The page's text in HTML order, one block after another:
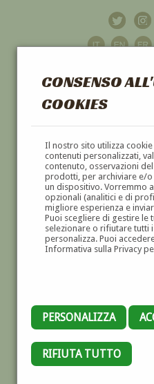
CONSENSO
COOKIES
Il nostro sito utilizza
contenuti personalizzati,
contenuto, osservazioni
prodotti, per archiviare e/
un dispositivo. Vorremmo
opzionali (analitici e di
migliore esperienza e
Puoi scegliere di gestire le
selezionare o rifiutare tutti
personalizza. Puoi
Informativa sulla Privacy
PERSONALIZZA
RIFIUTA TUTTO
GALLERIA
DIPINTI E
LERICI